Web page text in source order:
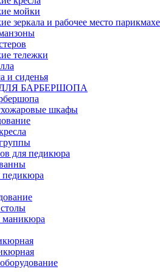
мойки
зеркала и рабочее место
тележки
и сиденья
БАРБЕРШОПА
шкафы
для педикюра
педикюра
маникюра